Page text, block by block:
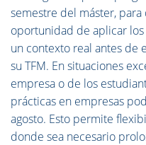
semestre del máster,
oportunidad de aplicar
un contexto real antes de
su TFM. En situaciones
empresa o de los
prácticas en empresas
agosto. Esto permite
donde sea necesario